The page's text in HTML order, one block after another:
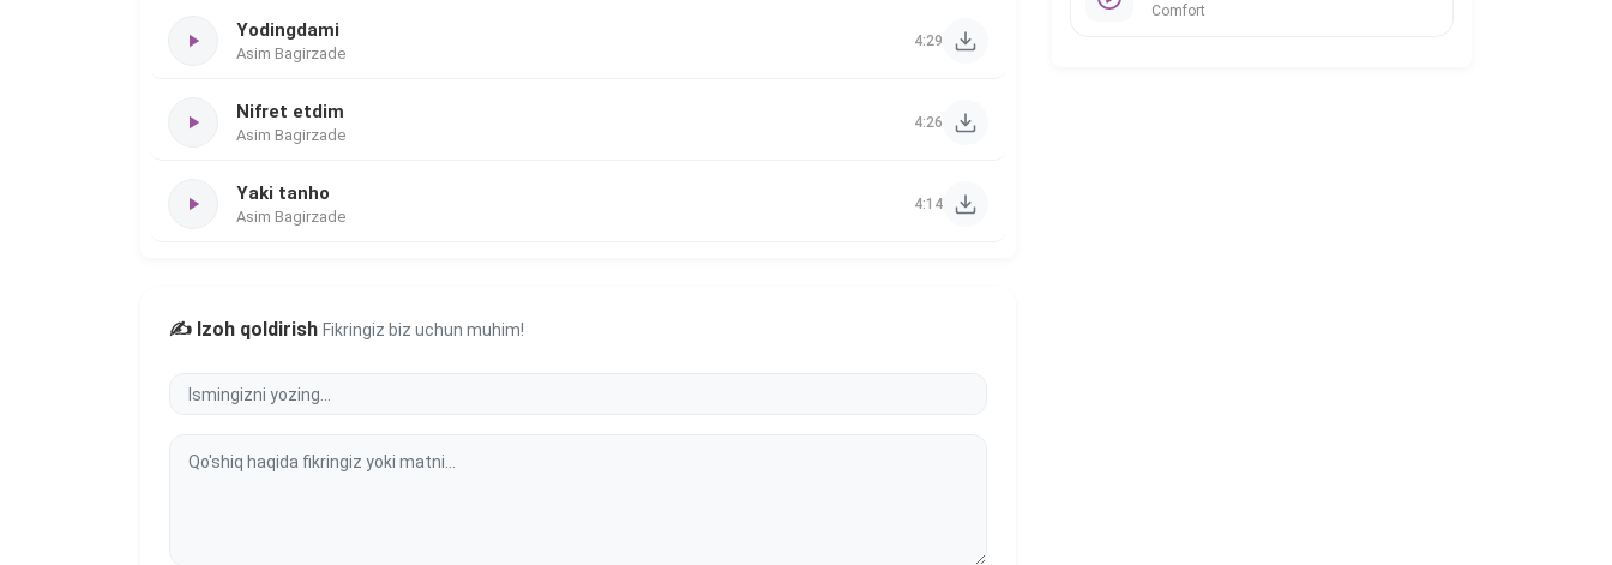
Yodingdami
Asim Bagirzade
4:29
Nifret etdim
Asim Bagirzade
4:26
Yaki tanho
Asim Bagirzade
4:14
✍️ Izoh qoldirish Fikringiz biz uchun muhim!
Comfort